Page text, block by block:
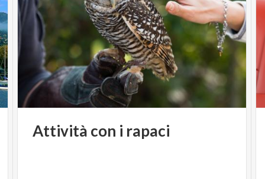
Attività con i rapaci